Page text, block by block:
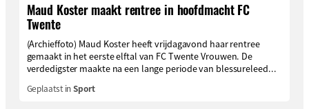
Maud Koster maakt rentree in hoofdmacht FC
Twente
(Archieffoto) Maud Koster heeft vrijdagavond haar rentree
gemaakt in het eerste elftal van FC Twente Vrouwen. De
verdedigster maakte na een lange periode van blessureleed...
Geplaatst inSport